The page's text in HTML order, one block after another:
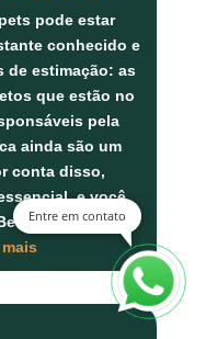
pode estar
conhecido e
de estimação: as
que estão no
pela
ainda são um
conta disso,
e você
para realizar o
Entre em contato